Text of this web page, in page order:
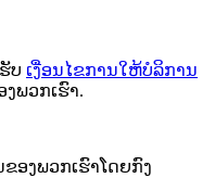
ບ ເງື່ອນໄຂການໃຫ້ບໍລິການ
ງພວກເຮົາ.
ອງພວກເຮົາໂດຍກົງ